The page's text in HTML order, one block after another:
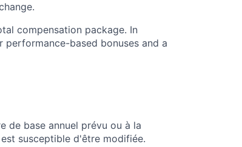
compensation package. In
based bonuses and a
de base annuel prévu ou à la
susceptible d'être modifiée.